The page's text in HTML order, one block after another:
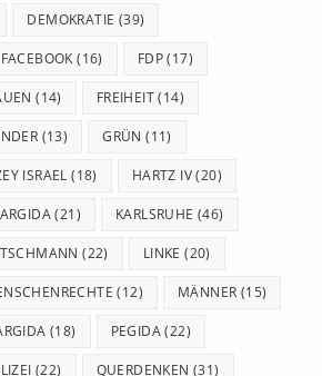
DEMOKRATIE (39)
FACEBOOK (16) FDP(17)
(14) FREIHEIT(14)
(13) GRÜN (11)
ISRAEL (18) HARTZ IV(20)
(21) KARLSRUHE (46)
(22) LINKE (20)
(12) MÄNNER (15)
(18) PEGIDA(22)
(22) QUERDENKEN (31)